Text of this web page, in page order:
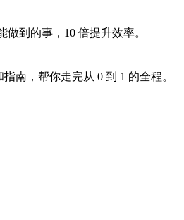
到的事，10 倍提升效率。
南，帮你走完从 0 到 1 的全程。